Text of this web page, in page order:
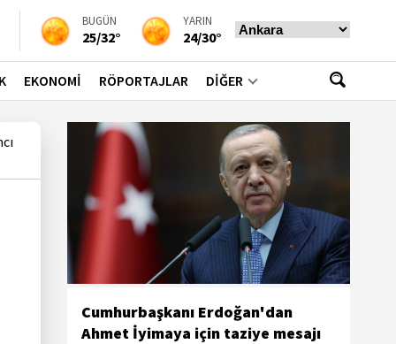
BUGÜN
25/32°
YARIN
24/30°
EKONOMİ RÖPORTAJLAR DİĞER
Cumhurbaşkanı Erdoğan'dan
Ahmet İyimaya için taziye mesajı